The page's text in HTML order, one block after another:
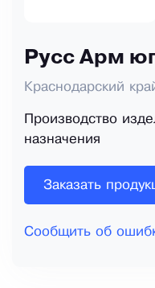
Русс Арм
Краснодарский
Производство
назначения
Заказать
Сообщить об